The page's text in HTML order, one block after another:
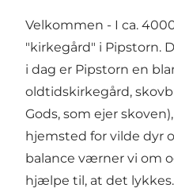
Velkommen - I ca.
"kirkegård" i Pipstorn.
i dag er Pipstorn en
oldtidskirkegård,
Gods, som ejer
hjemsted for vilde dyr
balance værner vi om
hjælpe til, at det